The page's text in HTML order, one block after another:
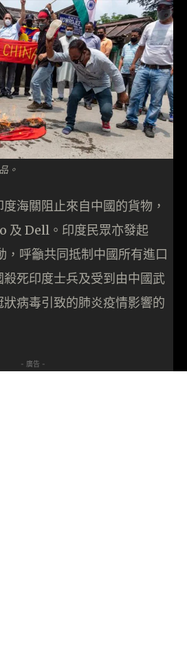
。
海關阻止來自中國的貨物，
及 Dell。印度民眾亦發起
呼籲共同抵制中國所有進口
死印度士兵及受到由中國武
病毒引致的肺炎疫情影響的
- 廣告 -